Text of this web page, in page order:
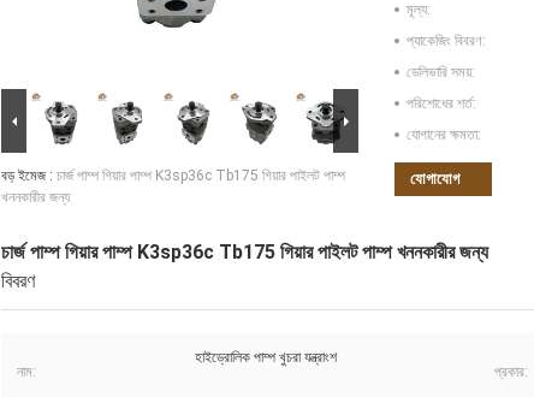
বড় ইমেজ : চার্জ পাম্প গিয়ার পাম্প K3sp36c Tb175 গিয়ার পাইলট পাম্প
খননকারীর জন্য
মূল্য:
প্যাকেজিং বিবরণ:
ডেলিভারি সময়:
পরিশোধের শর্ত:
যোগানের ক্ষমতা:
যোগাযোগ
চার্জ পাম্প গিয়ার পাম্প K3sp36c Tb175 গিয়ার পাইলট পাম্প খননকারীর জন্য
বিবরণ
নাম:
হাইড্রোলিক পাম্প খুচরা যন্ত্রাংশ
প্রকার: